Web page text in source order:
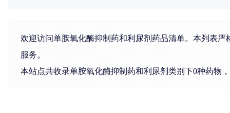
欢迎访问单胺氧化酶抑制药和利尿剂药品清单。本列表
服务。
本站点共收录单胺氧化酶抑制药和利尿剂类别下0种药物